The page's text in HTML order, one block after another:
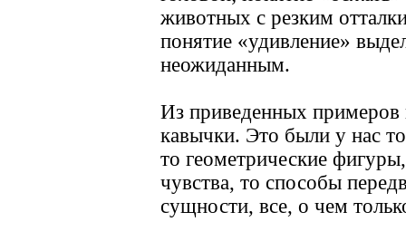
животных с резким
понятие «удивление»
неожиданным.
Из приведенных примеров
кавычки. Это были у нас
то геометрические
чувства, то способы
сущности, все, о чем